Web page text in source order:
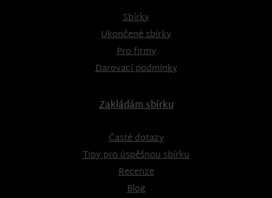
Sbírky
Ukončené sbírky
Pro firmy
Darovací podmínky
Zakládám sbírku
Časté dotazy
Tipy pro úspěšnou sbírku
Recenze
Blog